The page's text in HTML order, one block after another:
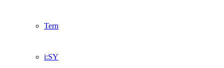
Tern
i:SY